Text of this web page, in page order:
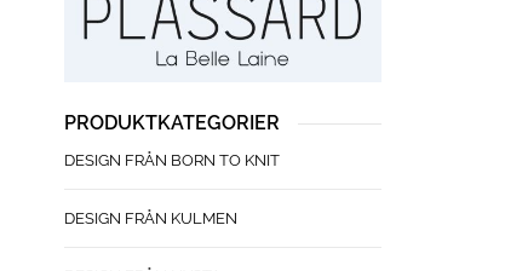
PRODUKTKATEGORIER
DESIGN FRÅN BORN TO KNIT
DESIGN FRÅN KULMEN